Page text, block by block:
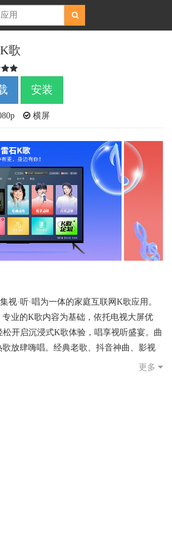
歌
安装
横屏
视·听·唱为一体的家庭互联网K歌应用。
业的K歌内容为基础，依托电视大屏优
开启沉浸式K歌体验，唱享视听盛宴。曲
放肆嗨唱。经典老歌、抖音神曲、影视
更多